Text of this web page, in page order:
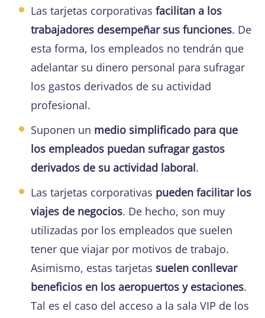
Las tarjetas corporativas facilitan a los
trabajadores desempeñar sus funciones. De
esta forma, los empleados no tendrán que
adelantar su dinero personal para sufragar
los gastos derivados de su actividad
profesional.
Suponen un medio simplificado para que
los empleados puedan sufragar gastos
derivados de su actividad laboral.
Las tarjetas corporativas pueden facilitar los
viajes de negocios. De hecho, son muy
utilizadas por los empleados que suelen
tener que viajar por motivos de trabajo.
Asimismo, estas tarjetas suelen conllevar
beneficios en los aeropuertos y estaciones.
Tal es el caso del acceso a la sala VIP de los